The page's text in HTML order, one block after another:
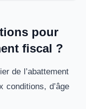
pour
fiscal ?
de l’abattement
conditions, d’âge